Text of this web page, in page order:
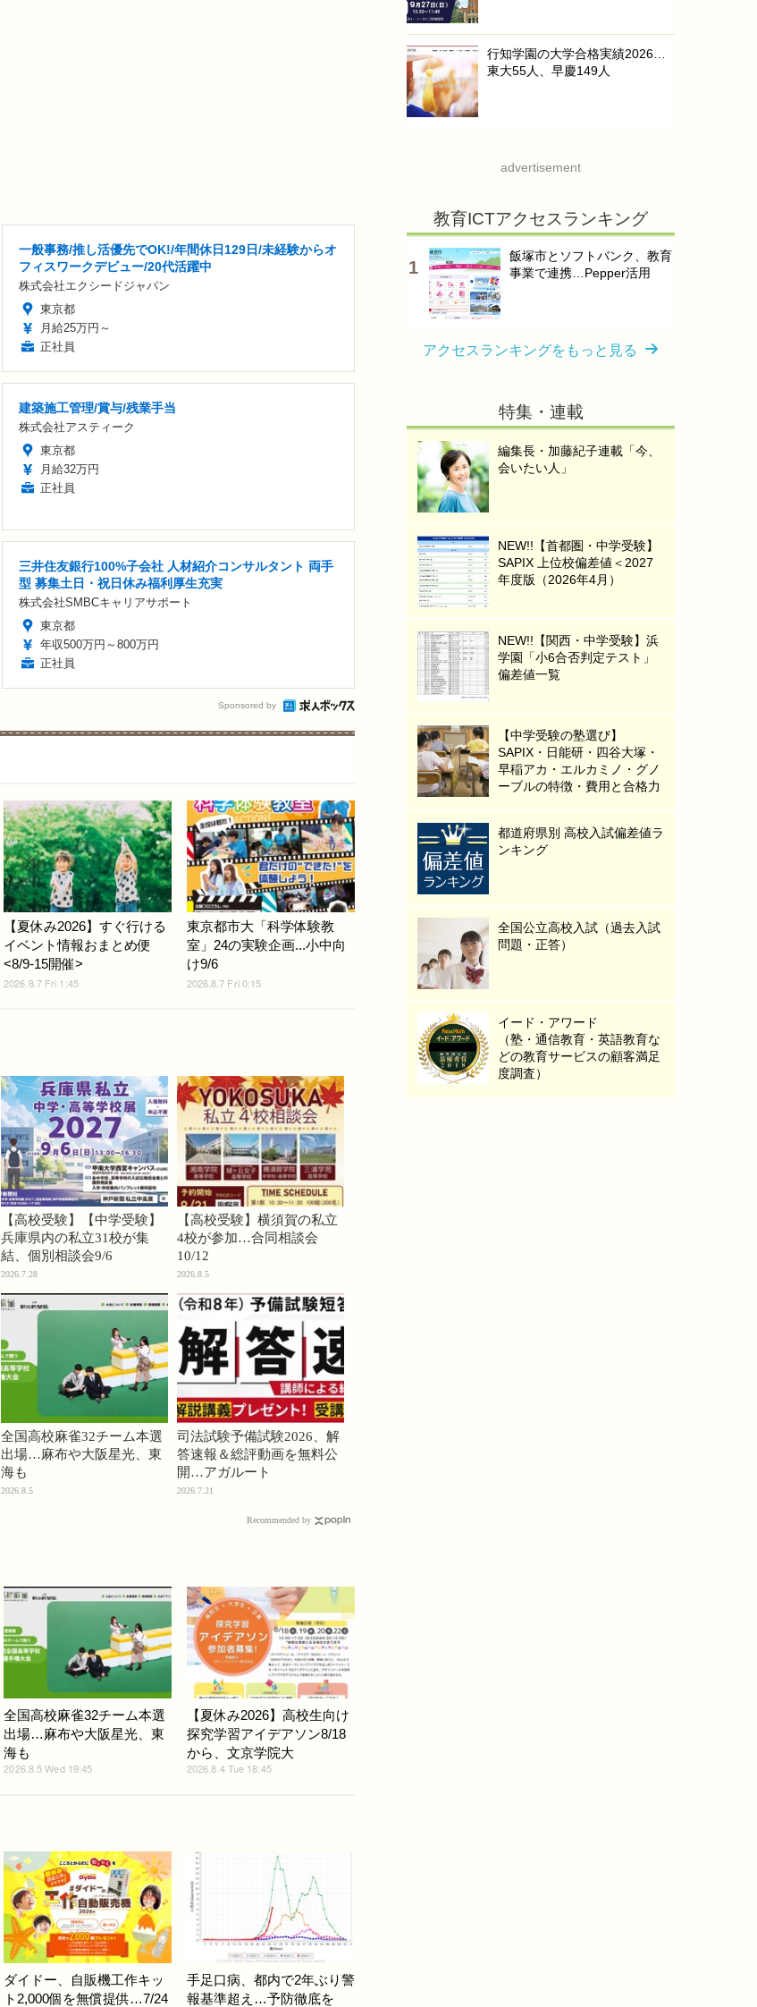
一般事務/推し活優先でOK!/年間休日129日/未経験からオ
フィスワークデビュー/20代活躍中
株式会社エクシードジャパン
東京都
月給25万円～
正社員
建築施工管理/賞与/残業手当
株式会社アスティーク
東京都
月給32万円
正社員
三井住友銀行100%子会社 人材紹介コンサルタント 両手
型 募集土日・祝日休み福利厚生充実
株式会社SMBCキャリアサポート
東京都
年収500万円～800万円
正社員
Sponsored by
【夏休み2026】すぐ行ける
イベント情報おまとめ便
<8/9-15開催>
2026.8.7 Fri 1:45
東京都市大「科学体験教
室」24の実験企画...小中向
け9/6
2026.8.7 Fri 0:15
【高校受験】【中学受験】
兵庫県内の私立31校が集
結、個別相談会9/6
2026.7.28
【高校受験】横須賀の私立
4校が参加…合同相談会
10/12
2026.8.5
全国高校麻雀32チーム本選
出場…麻布や大阪星光、東
海も
2026.8.5
司法試験予備試験2026、解
答速報＆総評動画を無料公
開…アガルート
2026.7.21
Recommended by
全国高校麻雀32チーム本選
出場…麻布や大阪星光、東
海も
2026.8.5 Wed 19:45
【夏休み2026】高校生向け
探究学習アイデアソン8/18
から、文京学院大
2026.8.4 Tue 18:45
ダイドー、自販機工作キッ
ト2,000個を無償提供…7/24
手足口病、都内で2年ぶり警
報基準超え…予防徹底を
行知学園の大学合格実績2026…
東大55人、早慶149人
advertisement
教育ICTアクセスランキング
飯塚市とソフトバンク、教育
事業で連携…Pepper活用
アクセスランキングをもっと見る
特集・連載
編集長・加藤紀子連載「今、
会いたい人」
NEW!!【首都圏・中学受験】
SAPIX 上位校偏差値＜2027
年度版（2026年4月）
NEW!!【関西・中学受験】浜
学園「小6合否判定テスト」
偏差値一覧
【中学受験の塾選び】
SAPIX・日能研・四谷大塚・
早稲アカ・エルカミノ・グノ
ーブルの特徴・費用と合格力
都道府県別 高校入試偏差値ラ
ンキング
全国公立高校入試（過去入試
問題・正答）
イード・アワード
（塾・通信教育・英語教育な
どの教育サービスの顧客満足
度調査）